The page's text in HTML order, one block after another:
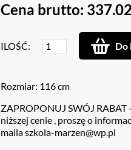
Cena brutto:
ILOŚĆ: Do
Rozmiar: 116 cm
ZAPROPONUJ SWÓJ
niższej cenie , proszę o
maila szkola-marzen@wp.pl